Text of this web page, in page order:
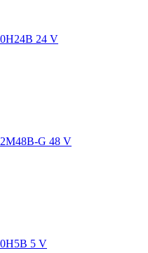
24 V
G 48 V
5 V